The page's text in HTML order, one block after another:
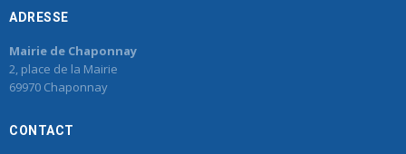
ADRESSE
Mairie de Chaponnay
2, place de la Mairie
69970 Chaponnay
CONTACT